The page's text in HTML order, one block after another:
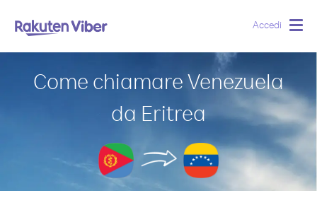
Accedi
Come chiamare Venezuela
da Eritrea